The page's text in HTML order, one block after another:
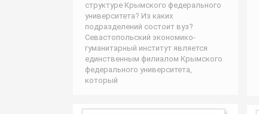
структуре Крымского федерального
университета? Из каких
подразделений состоит вуз?
Севастопольский экономико-
гуманитарный институт является
единственным филиалом Крымского
федерального университета,
который